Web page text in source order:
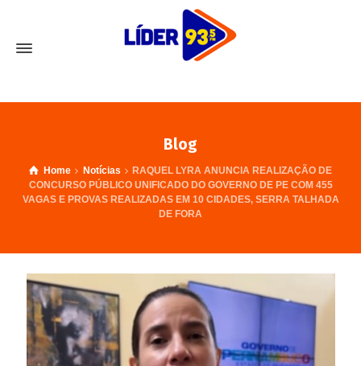
Blog
Home Notícias
RAQUEL LYRA ANUNCIA REALIZAÇÃO DE
CONCURSO PÚBLICO UNIFICADO DO GOVERNO DE PE COM 455
VAGAS E PROVAS REALIZADAS EM 10 CIDADES, SERRA TALHADA
DE FORA